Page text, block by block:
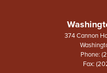
374 Cannon
Phone:
Fax: